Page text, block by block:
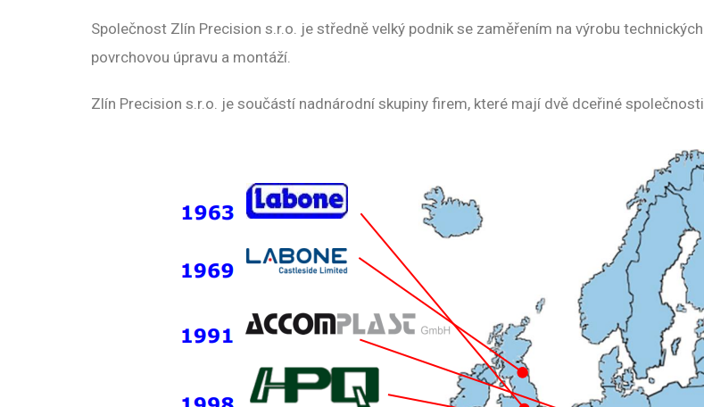
Společnost Zlín Precision s.r.o. je středně velký podnik se zaměřením na výrobu
povrchovou úpravu a montáží.
Zlín Precision s.r.o. je součástí nadnárodní skupiny firem, které mají dvě dceřiné společnosti